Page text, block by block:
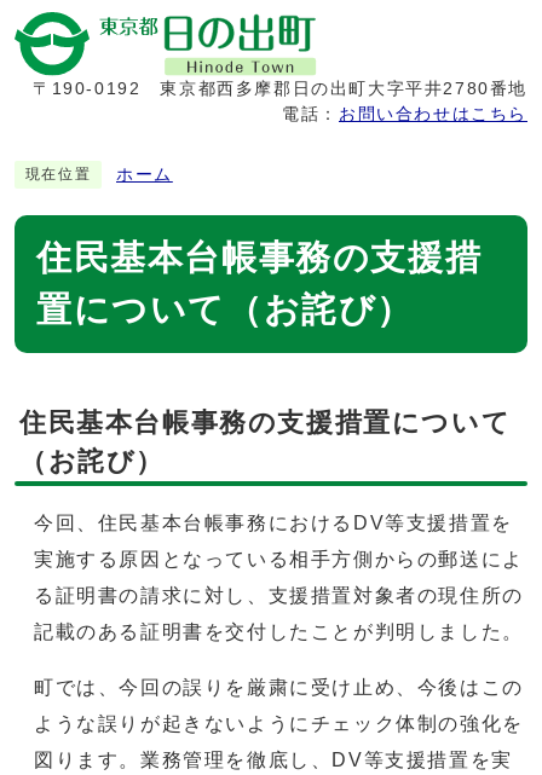
〒190-0192
東京都西多摩郡日の出町大字平井2780番地
電話： お問い合わせはこちら
現在位置 ホーム
住民基本台帳事務の支援措
置について（お詫び）
住民基本台帳事務の支援措置について
（お詫び）
今回、住民基本台帳事務におけるDV等支援措置を
実施する原因となっている相手方側からの郵送によ
る証明書の請求に対し、支援措置対象者の現住所の
記載のある証明書を交付したことが判明しました。
町では、今回の誤りを厳粛に受け止め、今後はこの
ような誤りが起きないようにチェック体制の強化を
図ります。業務管理を徹底し、DV等支援措置を実